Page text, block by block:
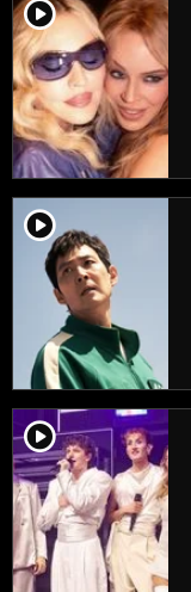
player2
player2
player2